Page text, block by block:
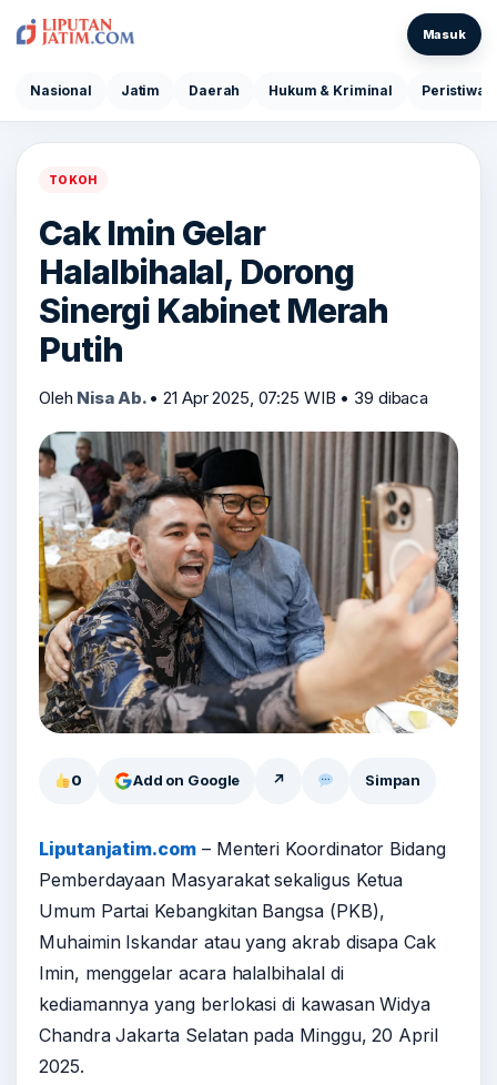
Nasional Jatim Daerah Hukum & Kriminal Peristiwa
Masuk
TOKOH
Cak Imin Gelar
Halalbihalal, Dorong
Sinergi Kabinet Merah
Putih
Oleh Nisa Ab. • 21 Apr 2025, 07:25 WIB • 39 dibaca
0 Add on Google ↗ Simpan
Liputanjatim.com– Menteri Koordinator Bidang
Pemberdayaan Masyarakat sekaligus Ketua
Umum Partai Kebangkitan Bangsa (PKB),
Muhaimin Iskandar atau yang akrab disapa Cak
Imin, menggelar acara halalbihalal di
kediamannya yang berlokasi di kawasan Widya
Chandra Jakarta Selatan pada Minggu, 20 April
2025.